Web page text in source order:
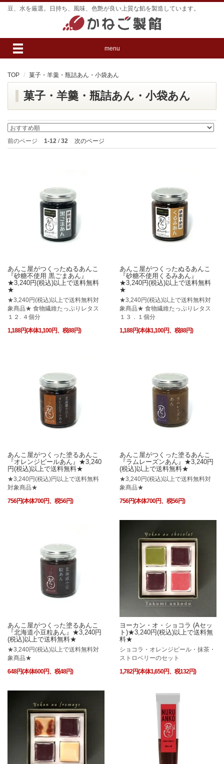
豆、水を厳選。日持ち、風味、色艶が良い上質な餡を製造しています。
menu
TOP 菓子・羊羹・瓶詰あん・小袋あん
菓子・羊羹・瓶詰あん・小袋あん
前のページ 1-12 /32 次のページ
あんこ屋がつくったぬるあんこ
『砂糖不使用 黒ごまあん』
★3,240円(税込)以上で送料無料
★
★3,240円(税込)以上で送料無料対
象商品★ 食物繊維たっぷりレタス
１２. ４個分
1,188円(本体1,100円、税88円)
あんこ屋がつくったぬるあんこ
『砂糖不使用くるみあん』
★3,240円(税込)以上で送料無料
★
★3,240円(税込)以上で送料無料対
象商品★ 食物繊維たっぷりレタス
１３．１個分
1,188円(本体1,100円、税88円)
あんこ屋がつくった塗るあんこ
『オレンジピールあん』★3,240
円(税込)以上で送料無料★
★3,240円(税込)円以上で送料無料
対象商品★
756円(本体700円、税56円)
あんこ屋がつくった塗るあんこ
『ラムレーズンあん』★3,240円
(税込)以上で送料無料★
★3,240円(税込)以上で送料無料対
象商品★
756円(本体700円、税56円)
あんこ屋がつくった塗るあんこ
『北海道小豆粒あん』★3,240円
(税込)以上で送料無料★
★3,240円(税込)以上で送料無料対
象商品★
648円(本体600円、税48円)
ヨーカン・オ・ショコラ (Aセッ
ト)★3,240円(税込)以上で送料無
料★
ショコラ・オレンジピール・抹茶・
ストロベリーのセット
1,782円(本体1,650円、税132円)